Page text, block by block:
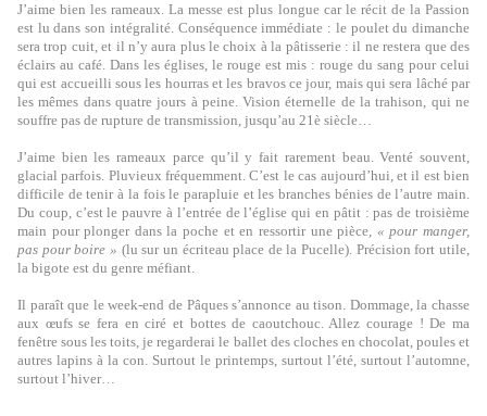
J’aime bien les rameaux. La messe est plus longue car le récit de la Passion
est lu dans son intégralité. Conséquence immédiate : le poulet du dimanche
sera trop cuit, et il n’y aura plus le choix à la pâtisserie : il ne restera que des
éclairs au café. Dans les églises, le rouge est mis : rouge du sang pour celui
qui est accueilli sous les hourras et les bravos ce jour, mais qui sera lâché par
les mêmes dans quatre jours à peine. Vision éternelle de la trahison, qui ne
souffre pas de rupture de transmission, jusqu’au 21è siècle…
J’aime bien les rameaux parce qu’il y fait rarement beau. Venté souvent,
glacial parfois. Pluvieux fréquemment. C’est le cas aujourd’hui, et il est bien
difficile de tenir à la fois le parapluie et les branches bénies de l’autre main.
Du coup, c’est le pauvre à l’entrée de l’église qui en pâtit : pas de troisième
main pour plonger dans la poche et en ressortir une pièce, « pour manger,
pas pour boire » (lu sur un écriteau place de la Pucelle). Précision fort utile,
la bigote est du genre méfiant.
Il paraît que le week-end de Pâques s’annonce au tison. Dommage, la chasse
aux œufs se fera en ciré et bottes de caoutchouc. Allez courage ! De ma
fenêtre sous les toits, je regarderai le ballet des cloches en chocolat, poules et
autres lapins à la con. Surtout le printemps, surtout l’été, surtout l’automne,
surtout l’hiver…